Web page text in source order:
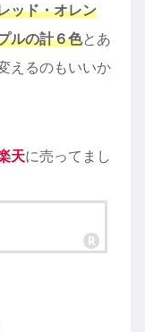
ッド・オレン
ルの計６色とあ
えるのもいいか
天に売ってまし